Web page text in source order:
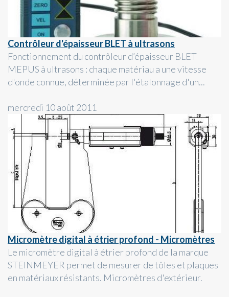
Contrôleur d'épaisseur BLET à ultrasons
Fonctionnement du contrôleur d’épaisseur BLET
MEPUS à ultrasons : chaque matériau a une vitesse
d'onde connue, déterminée par l'étalonnage d'un...
mercredi 10 août 2011
Micromètre digital à étrier profond - Micromètres
Le micromètre digital à étrier profond de la marque
STEINMEYER permet de mesurer de tôles et plaques
en matériaux résistants. Micromètres d'extérieur.